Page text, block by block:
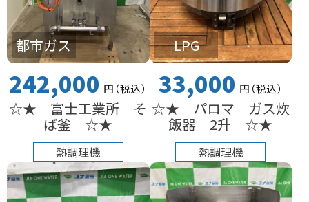
都市ガス
242,000 円（税込）
☆★ 富士工業所 そ
ば釜 ☆★
熱調理機
LPG
33,000 円（税込）
☆★ パロマ ガス炊
飯器 2升 ☆★
熱調理機